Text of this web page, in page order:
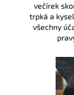
večírek
trpká a
všechny